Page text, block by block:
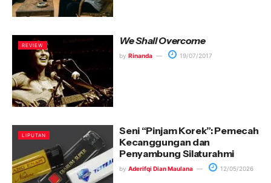
REVIEW We Shall Overcome
by Rinanda 19/07/2017
LIPUTAN
Seni “Pinjam Korek”: Pemecah
Kecanggungan dan
Penyambung Silaturahmi
by Aderifqi Dian Maulana 12/05/2026